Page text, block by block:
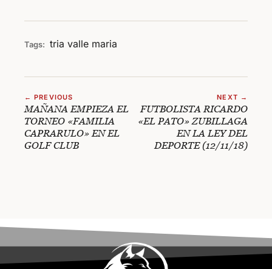
Tags: tria valle maria
← PREVIOUS
MAÑANA EMPIEZA EL
TORNEO «FAMILIA
CAPRARULO» EN EL
GOLF CLUB
NEXT →
FUTBOLISTA RICARDO
«EL PATO» ZUBILLAGA
EN LA LEY DEL
DEPORTE (12/11/18)